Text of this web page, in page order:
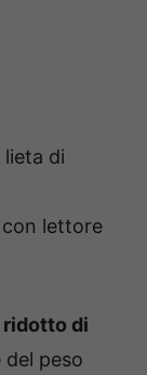
di
con lettore
di
del peso